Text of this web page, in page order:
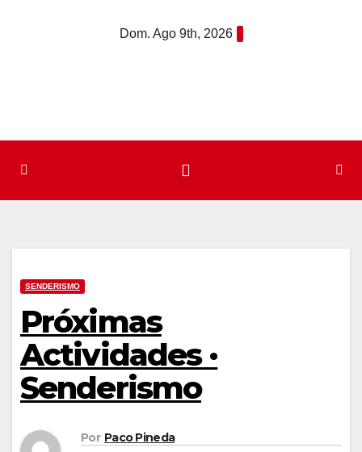
Dom. Ago 9th, 2026
SENDERISMO
Próximas
Actividades ·
Senderismo
Por Paco Pineda